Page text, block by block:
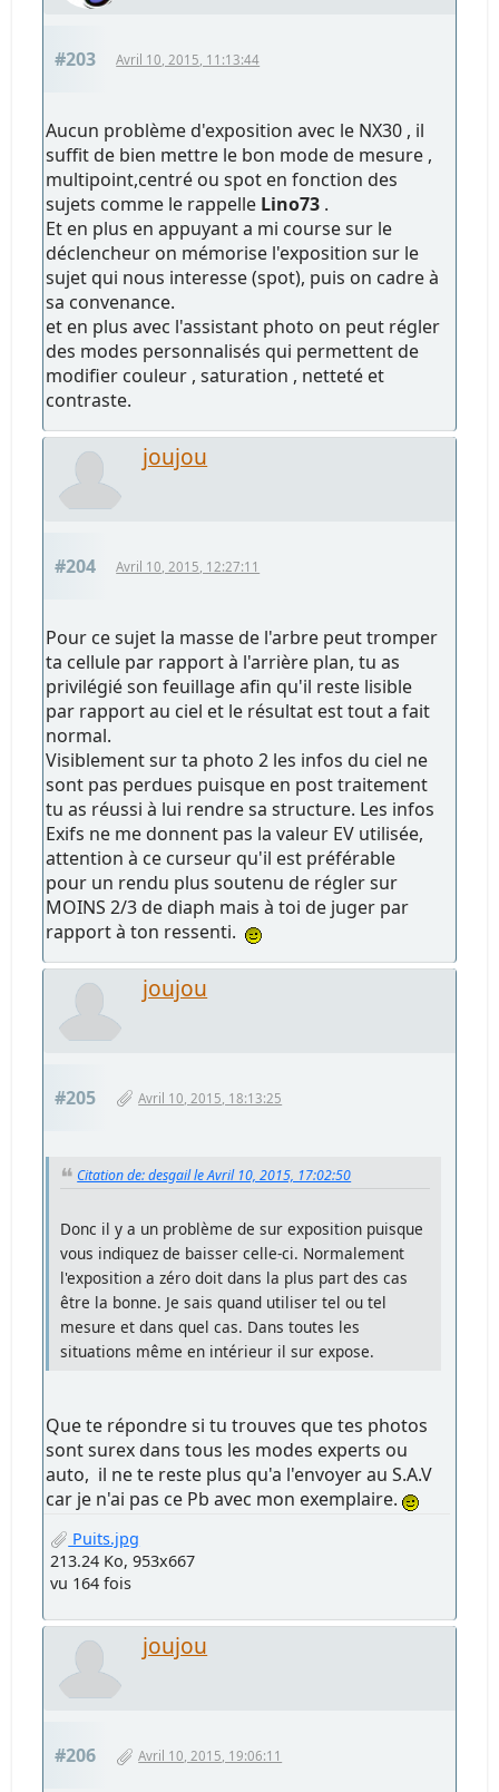
#203 Avril 10, 2015, 11:13:44
Aucun problème d'exposition avec le NX30 , il
suffit de bien mettre le bon mode de mesure ,
multipoint,centré ou spot en fonction des
sujets comme le rappelle Lino73 .
Et en plus en appuyant a mi course sur le
déclencheur on mémorise l'exposition sur le
sujet qui nous interesse (spot), puis on cadre à
sa convenance.
et en plus avec l'assistant photo on peut régler
des modes personnalisés qui permettent de
modifier couleur , saturation , netteté et
contraste.
joujou
#204 Avril 10, 2015, 12:27:11
Pour ce sujet la masse de l'arbre peut tromper
ta cellule par rapport à l'arrière plan, tu as
privilégié son feuillage afin qu'il reste lisible
par rapport au ciel et le résultat est tout a fait
normal.
Visiblement sur ta photo 2 les infos du ciel ne
sont pas perdues puisque en post traitement
tu as réussi à lui rendre sa structure. Les infos
Exifs ne me donnent pas la valeur EV utilisée,
attention à ce curseur qu'il est préférable
pour un rendu plus soutenu de régler sur
MOINS 2/3 de diaph mais à toi de juger par
rapport à ton ressenti.
joujou
#205 Avril 10, 2015, 18:13:25
Citation de: desgail le Avril 10, 2015, 17:02:50
Donc il y a un problème de sur exposition puisque
vous indiquez de baisser celle-ci. Normalement
l'exposition a zéro doit dans la plus part des cas
être la bonne. Je sais quand utiliser tel ou tel
mesure et dans quel cas. Dans toutes les
situations même en intérieur il sur expose.
Que te répondre si tu trouves que tes photos
sont surex dans tous les modes experts ou
auto, il ne te reste plus qu'a l'envoyer au S.A.V
car je n'ai pas ce Pb avec mon exemplaire.
Puits.jpg
213.24 Ko, 953x667
vu 164 fois
joujou
#206 Avril 10, 2015, 19:06:11